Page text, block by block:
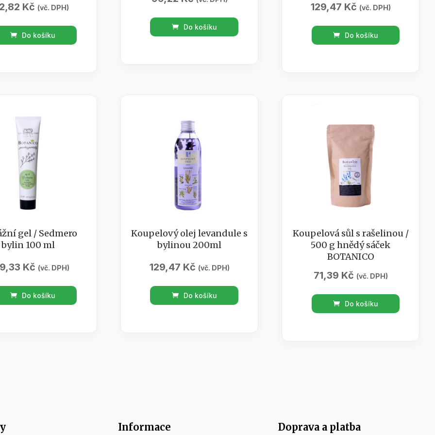
Kč (vč. DPH)
Do košíku
Kosmetická
vazelína
Do košíku
129,47 Kč (vč. DPH)
Konopný
regenerační
Do košíku
gel / Sedmero
bylin 100 ml
Kč (vč. DPH)
Do košíku
Koupelový olej levandule s
bylinou 200ml
129,47 Kč (vč. DPH)
Koupelový
olej
Do košíku
Koupelová sůl s rašelinou /
500 g hnědý sáček
BOTANICO
71,39 Kč (vč. DPH)
Koupelová
množství
Do košíku
Informace Doprava a platba